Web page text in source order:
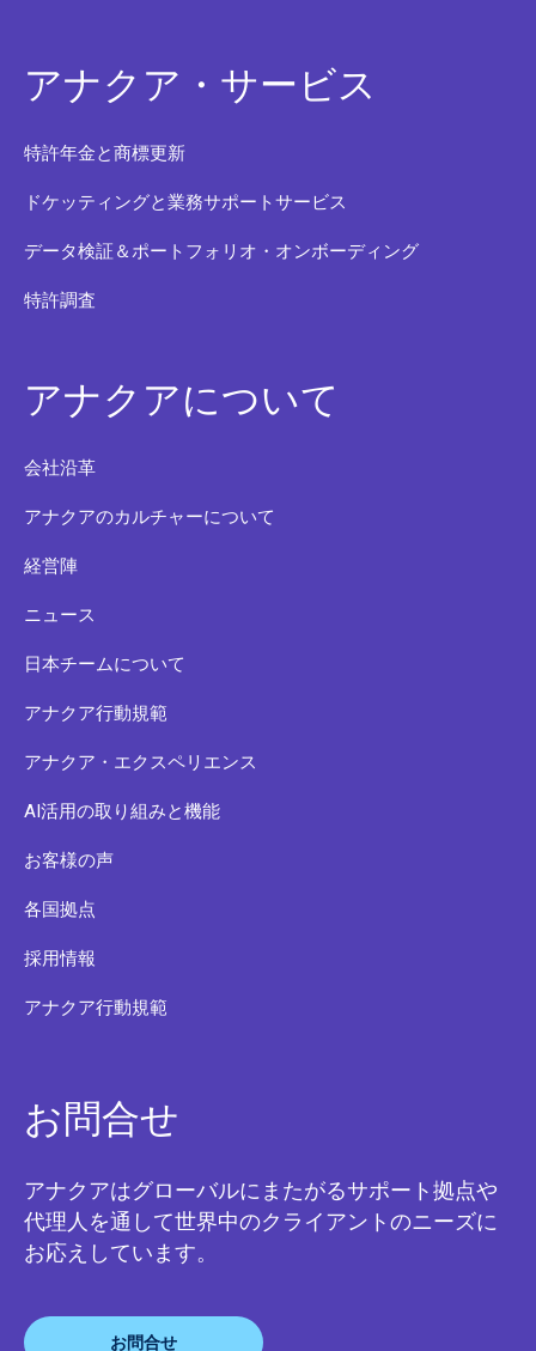
アナクア・サービス
特許年金と商標更新
ドケッティングと業務サポートサービス
データ検証＆ポートフォリオ・オンボーディング
特許調査
アナクアについて
会社沿革
アナクアのカルチャーについて
経営陣
ニュース
日本チームについて
アナクア行動規範
アナクア・エクスペリエンス
AI活用の取り組みと機能
お客様の声
各国拠点
採用情報
アナクア行動規範
お問合せ
アナクアはグローバルにまたがるサポート拠点や
代理人を通して世界中のクライアントのニーズに
お応えしています。
お問合せ